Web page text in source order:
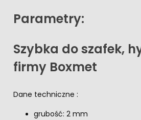
Parametry:
Szybka do szafek,
firmy Boxmet
Dane techniczne :
grubość: 2 mm